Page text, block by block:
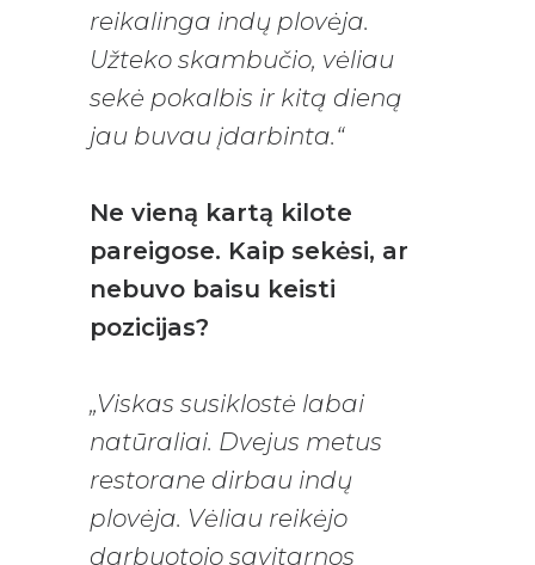
reikalinga indų plovėja.
Užteko skambučio, vėliau
sekė pokalbis ir kitą dieną
jau buvau įdarbinta.“
Ne vieną kartą kilote
pareigose. Kaip sekėsi, ar
nebuvo baisu keisti
pozicijas?
„Viskas susiklostė labai
natūraliai. Dvejus metus
restorane dirbau indų
plovėja. Vėliau reikėjo
darbuotojo savitarnos